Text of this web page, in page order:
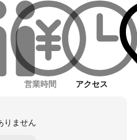
営業時間 アクセス
りません